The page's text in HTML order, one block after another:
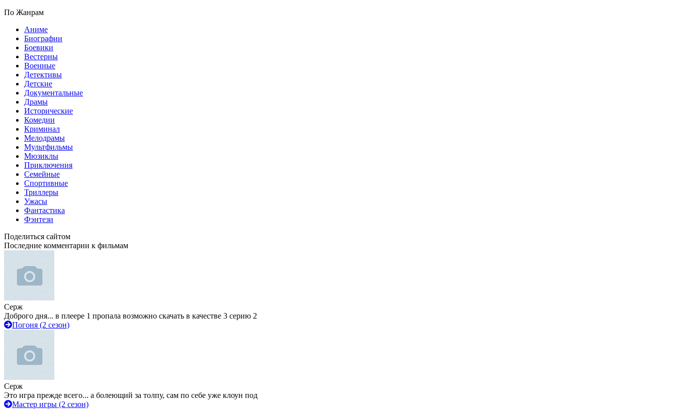
По Жанрам
Аниме
Биографии
Боевики
Вестерны
Военные
Детективы
Детские
Документальные
Драмы
Исторические
Комедии
Криминал
Мелодрамы
Мультфильмы
Мюзиклы
Приключения
Семейные
Спортивные
Триллеры
Ужасы
Фантастика
Фэнтези
Поделиться сайтом
Последние комментарии к фильмам
Серж
Доброго дня... в плеере 1 пропала возможно скачать в качестве 3 серию 2
Погоня (2 сезон)
Серж
Это игра прежде всего... а болеющий за толпу, сам по себе уже клоун под
Мастер игры (2 сезон)